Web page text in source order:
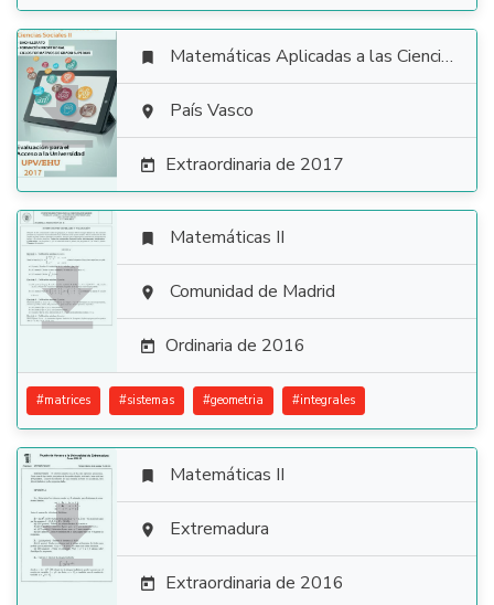

 Matemáticas Aplicadas a las Ciencias Sociales
 País Vasco
 Extraordinaria de 2017

 Matemáticas II
 Comunidad de Madrid
 Ordinaria de 2016
#matrices #sistemas #geometria #integrales

 Matemáticas II
 Extremadura
 Extraordinaria de 2016